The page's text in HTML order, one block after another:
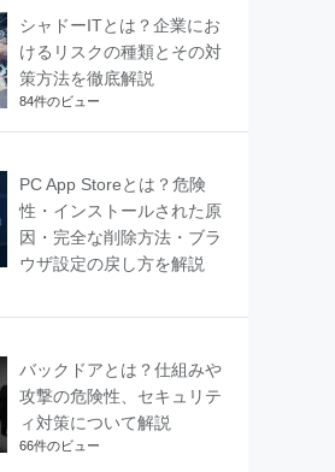
シャドーITとは？企業にお
けるリスクの種類とその対
策方法を徹底解説
84件のビュー
PC App Storeとは？危険
性・インストールされた原
因・完全な削除方法・ブラ
ウザ設定の戻し方を解説
バックドアとは？仕組みや
攻撃の危険性、セキュリテ
ィ対策について解説
66件のビュー